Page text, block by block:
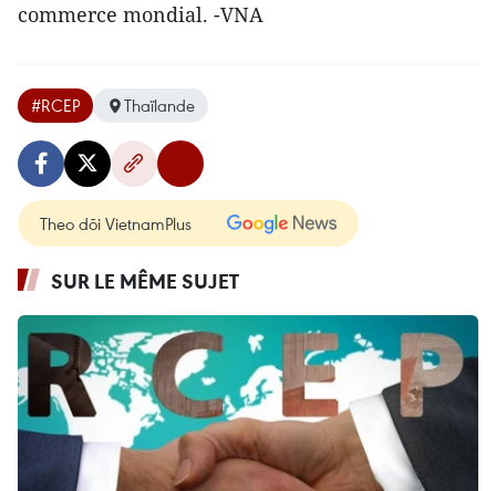
commerce mondial. -VNA
#RCEP Thaïlande
Theo dõi VietnamPlus
SUR LE MÊME SUJET